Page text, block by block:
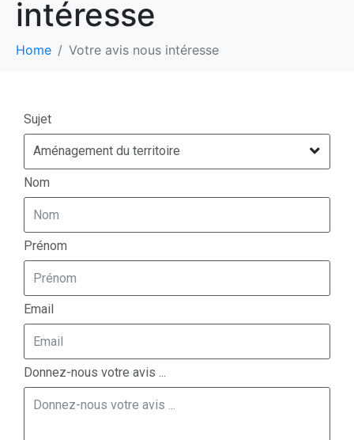
intéresse
Home Votre avis nous intéresse
Sujet
Nom
Prénom
Email
Donnez-nous votre avis ...